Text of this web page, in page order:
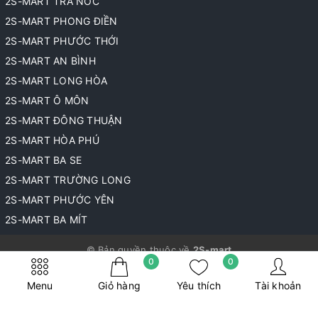
Menu Giỏ hàng
0
Yêu thích
0
Tài khoản
2S-MART PHONG ĐIỀN
2S-MART PHƯỚC THỚI
2S-MART AN BÌNH
2S-MART LONG HÒA
2S-MART Ô MÔN
2S-MART ĐÔNG THUẬN
2S-MART HÒA PHÚ
2S-MART BA SE
2S-MART TRƯỜNG LONG
2S-MART PHƯỚC YÊN
2S-MART BA MÍT
© Bản quyền thuộc về2S-mart
Cung cấp bởi
Sapo